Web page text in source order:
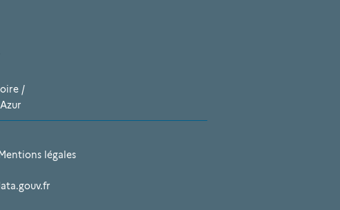
/
Mentions légales